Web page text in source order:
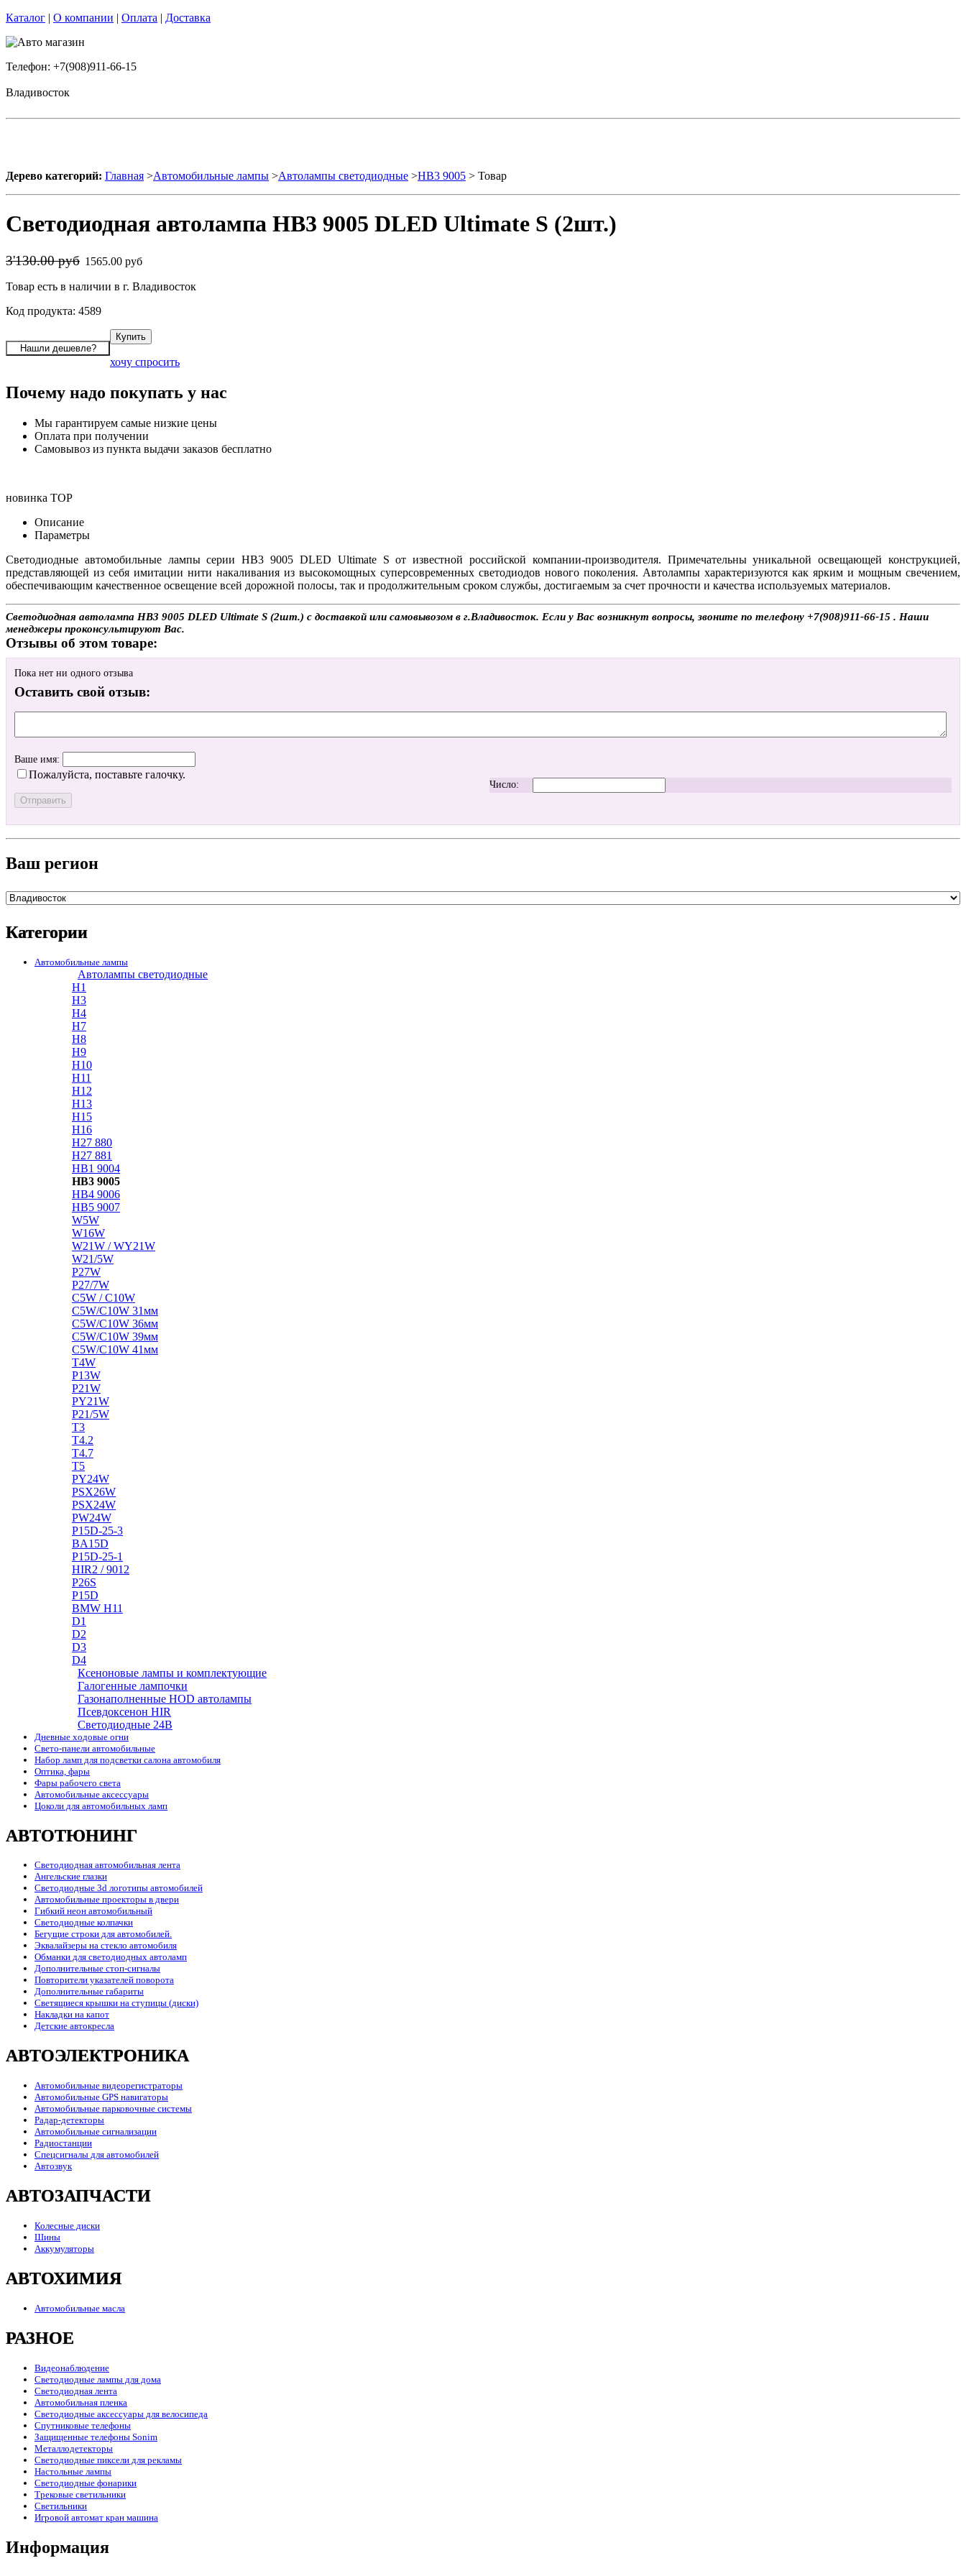
Каталог | О компании | Оплата | Доставка
Телефон: +7(908)911-66-15
Владивосток
Дерево категорий: Главная >Автомобильные лампы >Автолампы светодиодные >HB3 9005 > Товар
Светодиодная автолампа HB3 9005 DLED Ultimate S (2шт.)
3'130.00 руб 1565.00 руб
Товар есть в наличии в г. Владивосток
Код продукта: 4589
хочу спросить
Почему надо покупать у нас
Мы гарантируем самые низкие цены
Оплата при получении
Самовывоз из пункта выдачи заказов бесплатно
новинка TOP
Описание
Параметры
Светодиодные автомобильные лампы серии HB3 9005 DLED Ultimate S от известной российской компании-производителя. Примечательны уникальной освещающей конструкцией,
представляющей из себя имитации нити накаливания из высокомощных суперсовременных светодиодов нового поколения. Автолампы характеризуются как ярким и мощным свечением,
обеспечивающим качественное освещение всей дорожной полосы, так и продолжительным сроком службы, достигаемым за счет прочности и качества используемых материалов.
Светодиодная автолампа HB3 9005 DLED Ultimate S (2шт.) с доставкой или самовывозом в г.Владивосток. Если у Вас возникнут вопросы, звоните по телефону +7(908)911-66-15 . Наши
менеджеры проконсультируют Вас.
Отзывы об этом товаре:
Пока нет ни одного отзыва
Оставить свой отзыв:
Ваше имя:
Пожалуйста, поставьте галочку.
Число:
Ваш регион
Категории
Автомобильные лампы
Автолампы светодиодные
H1
H3
H4
H7
H8
H9
H10
H11
H12
H13
H15
H16
H27 880
H27 881
HB1 9004
HB3 9005
HB4 9006
HB5 9007
W5W
W16W
W21W / WY21W
W21/5W
P27W
P27/7W
C5W / C10W
C5W/C10W 31мм
C5W/C10W 36мм
C5W/C10W 39мм
C5W/C10W 41мм
T4W
P13W
P21W
PY21W
P21/5W
T3
T4.2
T4.7
T5
PY24W
PSX26W
PSX24W
PW24W
P15D-25-3
BA15D
P15D-25-1
HIR2 / 9012
P26S
P15D
BMW H11
D1
D2
D3
D4
Ксеноновые лампы и комплектующие
Галогенные лампочки
Газонаполненные HOD автолампы
Псевдоксенон HIR
Cветодиодные 24B
Дневные ходовые огни
Свето-панели автомобильные
Набор ламп для подсветки салона автомобиля
Оптика, фары
Фары рабочего света
Автомобильные аксессуары
Цоколи для автомобильных ламп
АВТОТЮНИНГ
Светодиодная автомобильная лента
Ангельские глазки
Светодиодные 3d логотипы автомобилей
Автомобильные проекторы в двери
Гибкий неон автомобильный
Светодиодные колпачки
Бегущие строки для автомобилей.
Эквалайзеры на стекло автомобиля
Обманки для светодиодных автоламп
Дополнительные стоп-сигналы
Повторители указателей поворота
Дополнительные габариты
Светящиеся крышки на ступицы (диски)
Накладки на капот
Детские автокресла
АВТОЭЛЕКТРОНИКА
Автомобильные видеорегистраторы
Автомобильные GPS навигаторы
Автомобильные парковочные системы
Радар-детекторы
Автомобильные сигнализации
Радиостанции
Спецсигналы для автомобилей
Автозвук
АВТОЗАПЧАСТИ
Колесные диски
Шины
Аккумуляторы
АВТОХИМИЯ
Автомобильные масла
РАЗНОЕ
Видеонаблюдение
Светодиодные лампы для дома
Светодиодная лента
Автомобильная пленка
Светодиодные аксессуары для велосипеда
Спутниковые телефоны
Защищенные телефоны Sonim
Металлодетекторы
Светодиодные пиксели для рекламы
Настольные лампы
Светодиодные фонарики
Трековые светильники
Светильники
Игровой автомат кран машина
Информация